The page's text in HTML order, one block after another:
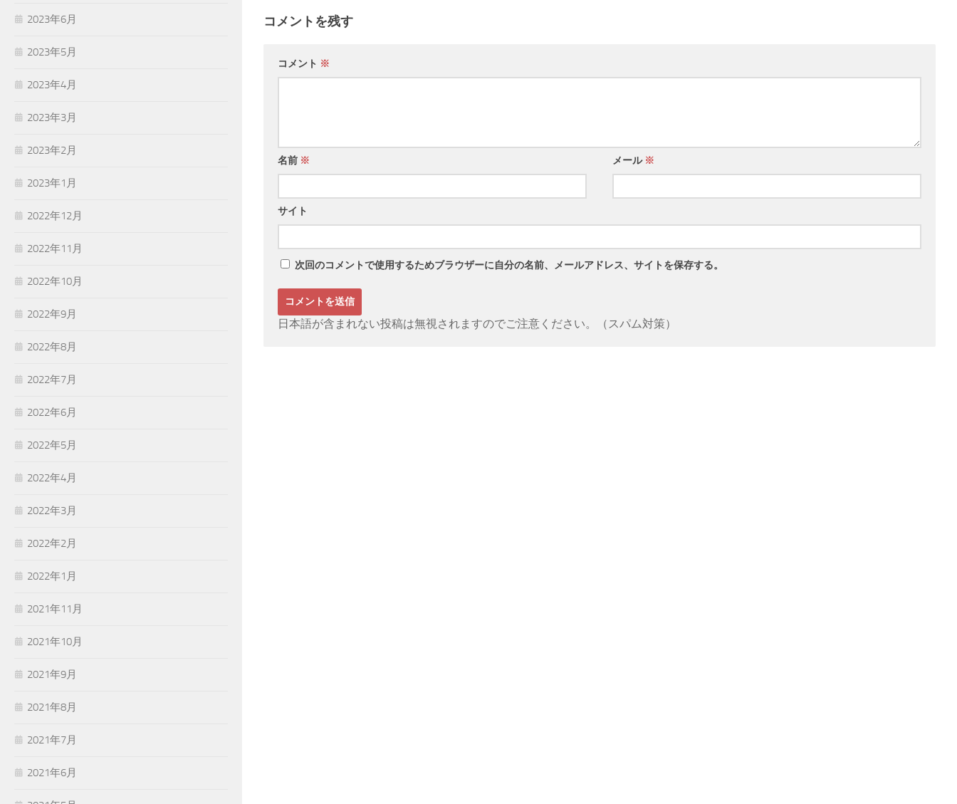
コメントを残す
コメント ※
名前 ※ メール ※
サイト
次回のコメントで使用するためブラウザーに自分の名前、メールアドレス、サイトを保存する。
日本語が含まれない投稿は無視されますのでご注意ください。（スパム対策）
2023年6月
2023年5月
2023年4月
2023年3月
2023年2月
2023年1月
2022年12月
2022年11月
2022年10月
2022年9月
2022年8月
2022年7月
2022年6月
2022年5月
2022年4月
2022年3月
2022年2月
2022年1月
2021年11月
2021年10月
2021年9月
2021年8月
2021年7月
2021年6月